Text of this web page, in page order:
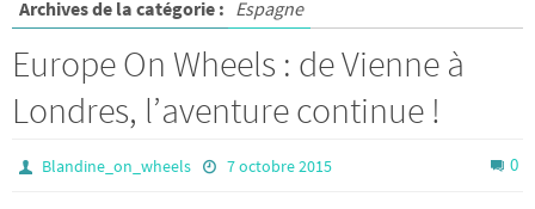
Archives de la catégorie : Espagne
Europe On Wheels : de Vienne à
Londres, l’aventure continue !
Blandine_on_wheels 7 octobre 2015 0